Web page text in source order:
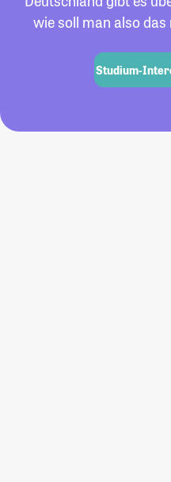
wie soll man also
Studium-